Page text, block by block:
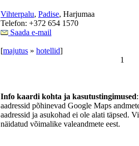
Vihterpalu, Padise, Harjumaa
Telefon: +372 654 1570
Saada e-mail
[majutus » hotellid]
1
Info kaardi kohta ja kasutustingimused
aadressid põhinevad Google Maps
aadressid ja asukohad ei ole alati täpsed.
näidatud võimalike valeandmete eest.